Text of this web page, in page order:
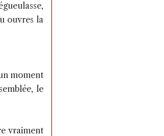
ouvres la
moment
le
vraiment